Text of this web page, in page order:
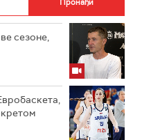
сезоне,